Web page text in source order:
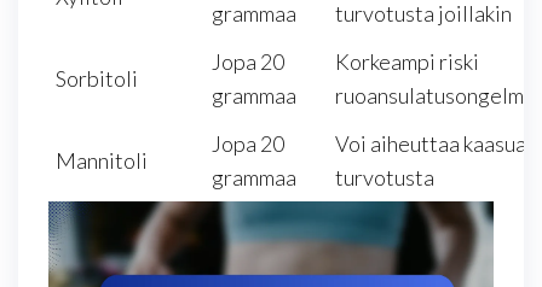
grammaa
turvotusta joillakin
Sorbitoli
Jopa 20
grammaa
Korkeampi riski
Mannitoli
Jopa 20
grammaa
Voi aiheuttaa kaasua
turvotusta